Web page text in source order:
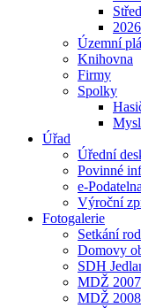
2026
Územní
Knihovna
Firmy
Spolky
Úřad
Úřední
Povinné
e-Podatelna
Výroční
Fotogalerie
Setkání
Domovy
SDH
MDŽ 2007
MDŽ 2008